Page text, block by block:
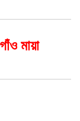
মায়া